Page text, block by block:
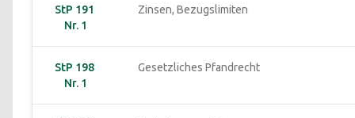
StP 191
Nr. 1
Zinsen, Bezugslimiten
StP 198
Nr. 1
Gesetzliches Pfandrecht